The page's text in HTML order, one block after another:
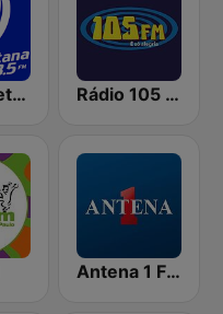
Rádio Metropolitana 98.5 FM Rádio 105 FM
Antena 1 FM